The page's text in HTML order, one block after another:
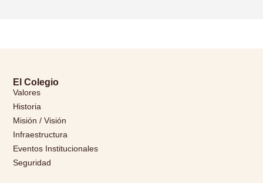
El Colegio
Valores
Historia
Misión / Visión
Infraestructura
Eventos Institucionales
Seguridad